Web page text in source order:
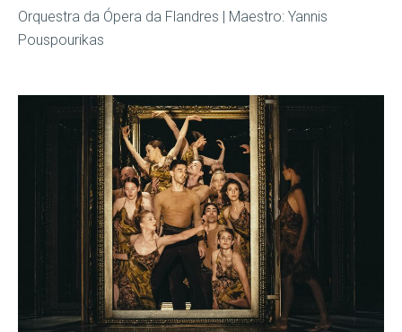
Orquestra da Ópera da Flandres | Maestro: Yannis
Pouspourikas